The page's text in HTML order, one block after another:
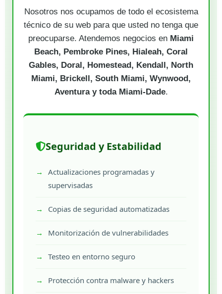
Nosotros nos ocupamos de todo el ecosistema
técnico de su web para que usted no tenga que
preocuparse. Atendemos negocios en Miami
Beach, Pembroke Pines, Hialeah, Coral
Gables, Doral, Homestead, Kendall, North
Miami, Brickell, South Miami, Wynwood,
Aventura y toda Miami-Dade.
Seguridad y Estabilidad
Actualizaciones programadas y
supervisadas
Copias de seguridad automatizadas
Monitorización de vulnerabilidades
Testeo en entorno seguro
Protección contra malware y hackers